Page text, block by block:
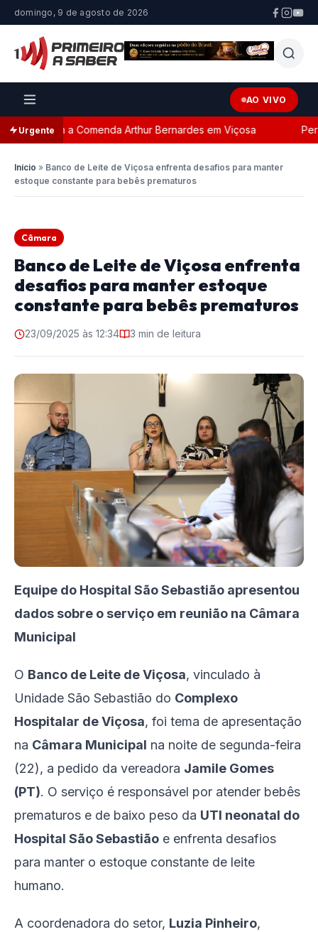
domingo, 9 de agosto de 2026
AO VIVO
Urgente
com a Comenda Arthur Bernardes em Viçosa
Início » Banco de Leite de Viçosa enfrenta desafios para manter
estoque constante para bebês prematuros
Câmara
Banco de Leite de Viçosa enfrenta
desafios para manter estoque
constante para bebês prematuros
23/09/2025 às 12:34 3 min de leitura
Equipe do Hospital São Sebastião apresentou
dados sobre o serviço em reunião na Câmara
Municipal
O Banco de Leite de Viçosa, vinculado à
Unidade São Sebastião do Complexo
Hospitalar de Viçosa, foi tema de apresentação
na Câmara Municipal na noite de segunda-feira
(22), a pedido da vereadora Jamile Gomes
(PT). O serviço é responsável por atender bebês
prematuros e de baixo peso da UTI neonatal do
Hospital São Sebastião e enfrenta desafios
para manter o estoque constante de leite
humano.
A coordenadora do setor, Luzia Pinheiro,